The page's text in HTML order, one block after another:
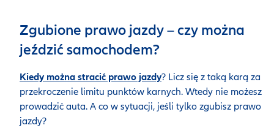
Zgubione prawo jazdy – czy można
jeździć samochodem?
Kiedy można stracić prawo jazdy? Licz się z taką karą za
przekroczenie limitu punktów karnych. Wtedy nie możesz
prowadzić auta. A co w sytuacji, jeśli tylko zgubisz prawo
jazdy?